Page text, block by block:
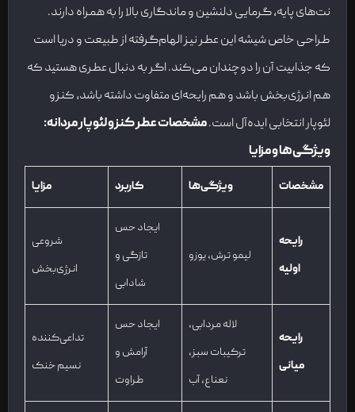
نت‌های پایه، گرمایی دلنشین و ماندگاری بالا را به همراه دارند.
طراحی خاص شیشه این عطر نیز الهام‌گرفته از طبیعت و دریا است
که جذابیت آن را دوچندان می‌کند. اگر به دنبال عطری هستید که
هم انرژی‌بخش باشد و هم رایحه‌ای متفاوت داشته باشد، کنزو
لئوپار انتخابی ایده‌آل است.مشخصات عطر کنزو لئوپار مردانه:
ویژگی‌ها و مزایا
مشخصات ویژگی‌ها کاربرد مزایا
رایحه
اولیه
لیمو ترش، یوزو
ایجاد حس
تازگی و
شادابی
شروعی
انرژی‌بخش
رایحه
میانی
لاله مردابی،
ترکیبات سبز،
نعناع، آب
ایجاد حس
آرامش و
طراوت
تداعی‌کننده
نسیم خنک